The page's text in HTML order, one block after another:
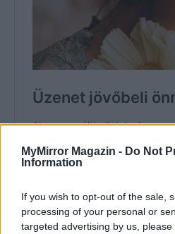
MyMirror Magazin - Do Not
Information
If you wish to opt-out of the sale,
processing of your personal or
targeted advertising by us,